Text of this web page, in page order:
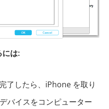
には:
了したら、iPhone を取り
バイスをコンピューター